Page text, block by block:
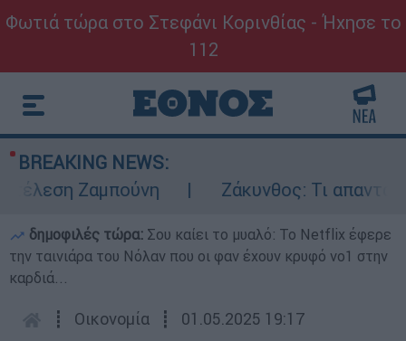
Φωτιά τώρα στο Στεφάνι Κορινθίας - Ήχησε το
112
BREAKING NEWS:
Ζαμπούνη
Ζάκυνθος: Τι απαντά η
δημοφιλές τώρα: Σου καίει το μυαλό: Το Netflix έφερε
την ταινιάρα του Νόλαν που οι φαν έχουν κρυφό νο1 στην
καρδιά...
┋ Οικονομία ┋ 01.05.2025 19:17